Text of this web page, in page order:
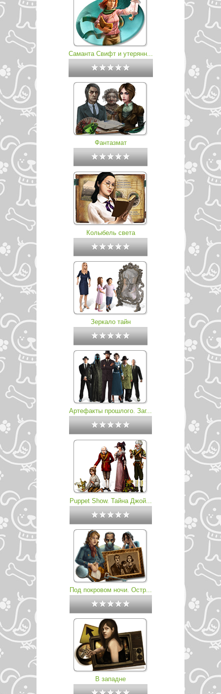
Саманта Свифт и утерянн...
Фантазмат
Колыбель света
Зеркало тайн
Артефакты прошлого. Заг...
Puppet Show. Тайна Джой...
Под покровом ночи. Остр...
В западне